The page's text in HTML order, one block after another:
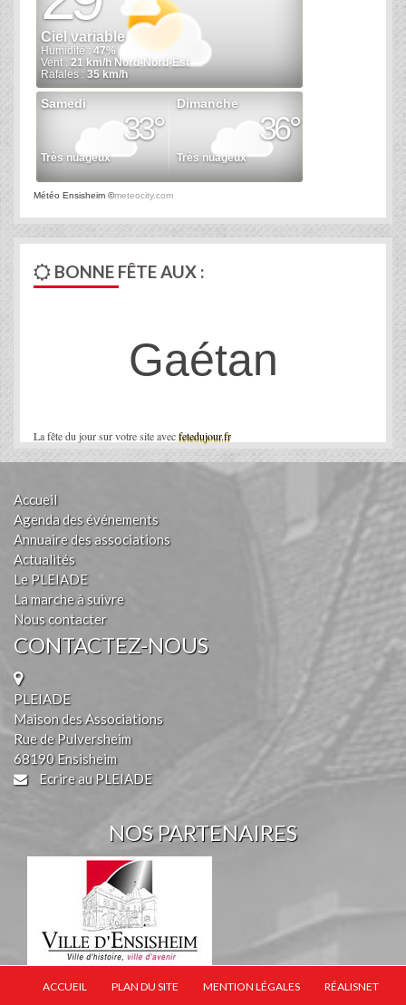
Météo Ensisheim ©meteocity.com
BONNE FÊTE AUX :
La fête du jour sur votre site avecfetedujour.fr
Gaétan
Accueil
Agenda des événements
Annuaire des associations
Actualités
Le PLEIADE
La marche à suivre
Nous contacter
CONTACTEZ-NOUS
PLEIADE
Maison des Associations
Rue de Pulversheim
68190 Ensisheim
Ecrire au PLEIADE
NOS PARTENAIRES
ACCUEIL PLAN DU SITE MENTION LÉGALES RÉALISNET